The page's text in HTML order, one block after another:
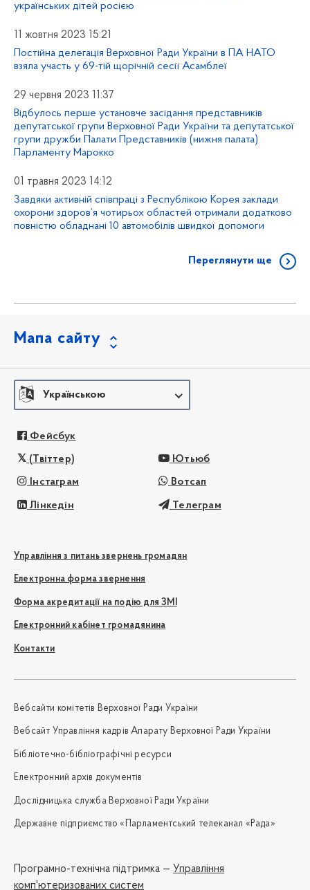
українських дітей росією
11 жовтня 2023 15:21
Постійна делегація Верховної Ради України в ПА НАТО
взяла участь у 69-тій щорічній сесії Асамблеї
29 червня 2023 11:37
Відбулось перше установче засідання представників
депутатської групи Верховної Ради України та депутатської
групи дружби Палати Представників (нижня палата)
Парламенту Марокко
01 травня 2023 14:12
Завдяки активній співпраці з Республікою Корея заклади
охорони здоров’я чотирьох областей отримали додатково
повністю обладнані 10 автомобілів швидкої допомоги
Переглянути ще
Мапа сайту
Українською
Фейсбук
(Твіттер) Ютьюб
Інстаграм Вотсап
Лінкедін Телеграм
Управління з питань звернень громадян
Електронна форма звернення
Форма акредитації на подію для ЗМІ
Електронний кабінет громадянина
Контакти
Вебсайти комітетів Верховної Ради України
Вебсайт Управління кадрів Апарату Верховної Ради України
Бібліотечно-бібліографічні ресурси
Електронний архів документів
Дослідницька служба Верховної Ради України
Державне підприємство «Парламентський телеканал «Рада»
Програмно-технічна підтримка — Управління
комп'ютеризованих систем